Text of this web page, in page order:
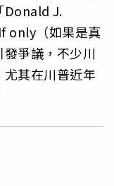
Donald J.
only（如果是真
爭議，不少川
其在川普近年